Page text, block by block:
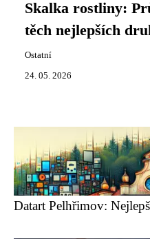
Skalka rostliny:
těch nejlepších
Ostatní
24. 05. 2026
Datart Pelhřimov: